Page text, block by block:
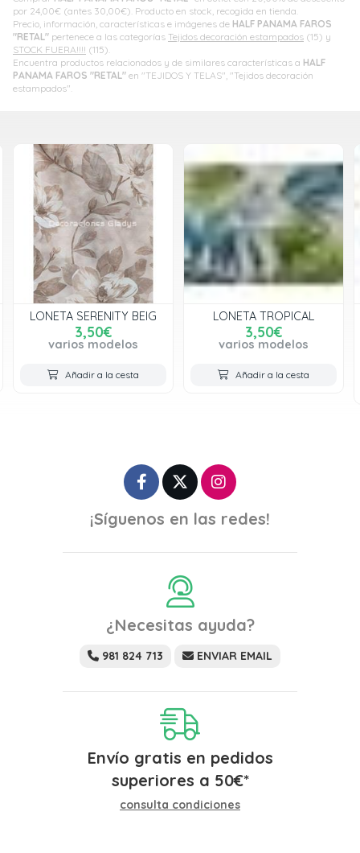
por 24,00€ (antes 30,00€). Producto en stock, recogida en tienda.
Precio, información, características e imágenes de HALF PANAMA FAROS
"RETAL" pertenece a las categorías Tejidos decoración estampados (15) y
STOCK FUERA!!!! (115).
Encuentra productos relacionados y de similares características a HALF
PANAMA FAROS "RETAL" en "TEJIDOS Y TELAS", "Tejidos decoración
estampados".
LONETA SERENITY BEIG
3,50€
varios modelos
Añadir a la cesta
LONETA TROPICAL
3,50€
varios modelos
Añadir a la cesta
¡Síguenos en las redes!
¿Necesitas ayuda?
981 824 713 ENVIAR EMAIL
Envío gratis en pedidos
superiores a 50€*
consulta condiciones